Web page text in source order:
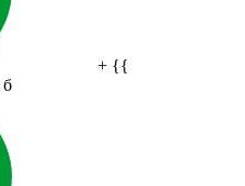
+ {{
б